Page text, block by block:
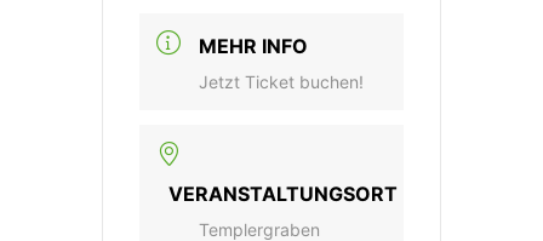
MEHR INFO
Jetzt Ticket buchen!
VERANSTALTUNGSORT
Templergraben